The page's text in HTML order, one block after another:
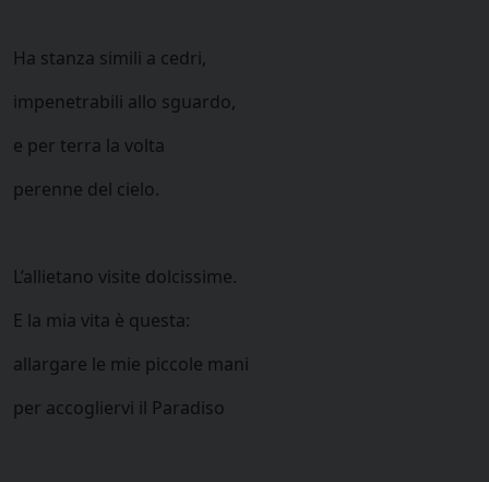
Ha stanza simili a cedri,
impenetrabili allo sguardo,
e per terra la volta
perenne del cielo.
L’allietano visite dolcissime.
E la mia vita è questa:
allargare le mie piccole mani
per accogliervi il Paradiso